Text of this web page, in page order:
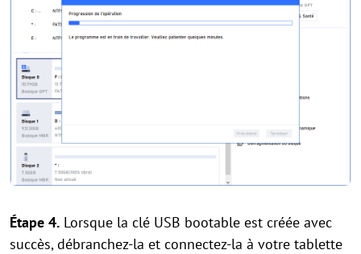
Étape 4. Lorsque la clé USB bootable est créée avec
succès, débranchez-la et connectez-la à votre tablette